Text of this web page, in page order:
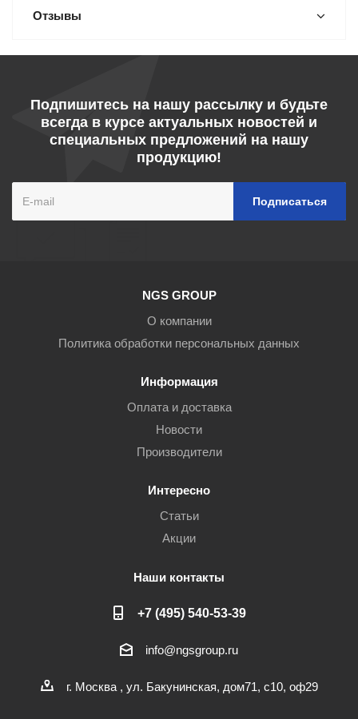
Отзывы
Подпишитесь на нашу рассылку и будьте
всегда в курсе актуальных новостей и
специальных предложений на нашу
продукцию!
NGS GROUP
О компании
Политика обработки персональных данных
Информация
Оплата и доставка
Новости
Производители
Интересно
Статьи
Акции
Наши контакты
+7 (495) 540-53-39
info@ngsgroup.ru
г. Москва , ул. Бакунинская, дом71, с10, оф29